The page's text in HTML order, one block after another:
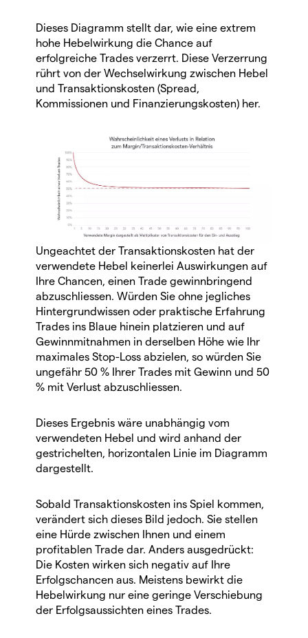
Dieses Diagramm stellt dar, wie eine extrem
hohe Hebelwirkung die Chance auf
erfolgreiche Trades verzerrt. Diese Verzerrung
rührt von der Wechselwirkung zwischen Hebel
und Transaktionskosten (Spread,
Kommissionen und Finanzierungskosten) her.
Ungeachtet der Transaktionskosten hat der
verwendete Hebel keinerlei Auswirkungen auf
Ihre Chancen, einen Trade gewinnbringend
abzuschliessen. Würden Sie ohne jegliches
Hintergrundwissen oder praktische Erfahrung
Trades ins Blaue hinein platzieren und auf
Gewinnmitnahmen in derselben Höhe wie Ihr
maximales Stop-Loss abzielen, so würden Sie
ungefähr 50 % Ihrer Trades mit Gewinn und 50
% mit Verlust abzuschliessen.
Dieses Ergebnis wäre unabhängig vom
verwendeten Hebel und wird anhand der
gestrichelten, horizontalen Linie im Diagramm
dargestellt.
Sobald Transaktionskosten ins Spiel kommen,
verändert sich dieses Bild jedoch. Sie stellen
eine Hürde zwischen Ihnen und einem
profitablen Trade dar. Anders ausgedrückt:
Die Kosten wirken sich negativ auf Ihre
Erfolgschancen aus. Meistens bewirkt die
Hebelwirkung nur eine geringe Verschiebung
der Erfolgsaussichten eines Trades.